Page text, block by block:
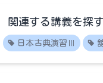
関連する講義を探す
日本古典演習Ⅲ